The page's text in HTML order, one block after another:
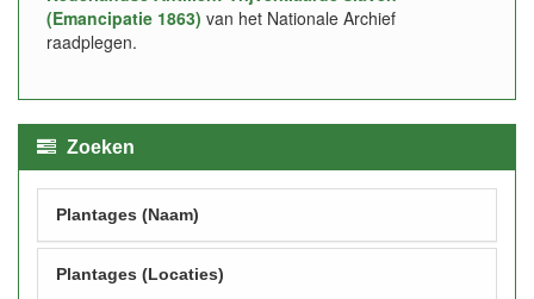
(Emancipatie 1863) van het Nationale Archief
raadplegen.
Zoeken
Plantages (Naam)
Plantages (Locaties)